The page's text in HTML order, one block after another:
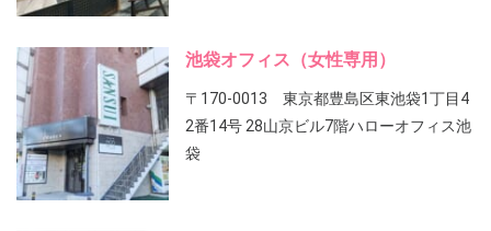
池袋オフィス（女性専用）
〒170-0013 東京都豊島区東池袋1丁目4
2番14号 28山京ビル7階ハローオフィス池
袋